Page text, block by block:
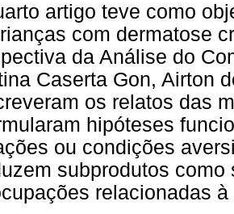
artigo teve como
com dermatose
da Análise do
Caserta Gon, Airton
os relatos das
hipóteses
ou condições
subprodutos
relacionadas